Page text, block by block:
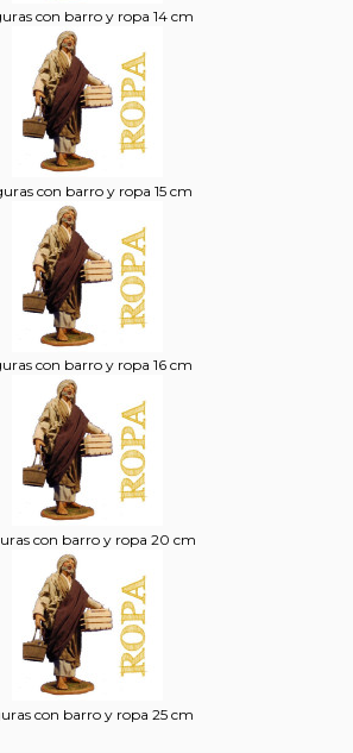
con barro y ropa 14 cm
con barro y ropa 15 cm
con barro y ropa 16 cm
con barro y ropa 20 cm
con barro y ropa 25 cm